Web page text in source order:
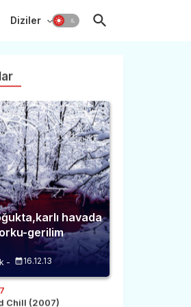
Diziler
havada
gerilim
16.12.13
Chill (2007)